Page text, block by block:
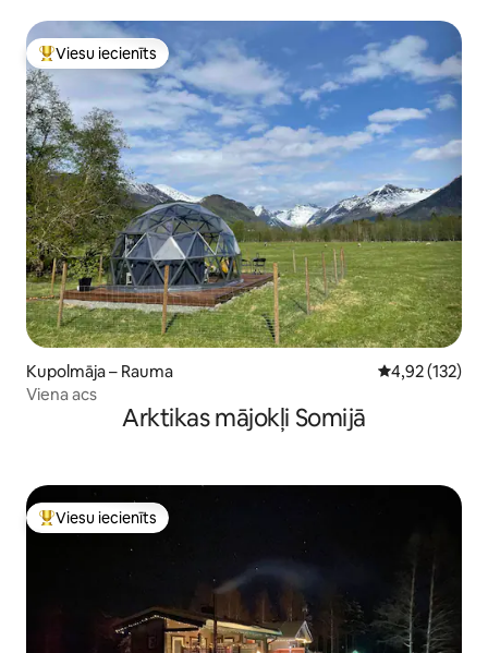
Populārs viesu iecienīts mājoklis
Viesu iecienīts
Kupolmāja – Rauma Vidējais
4,92 (132)
Viena acs
Arktikas mājokļi Somijā
Populārs viesu iecienīts mājoklis
Viesu iecienīts